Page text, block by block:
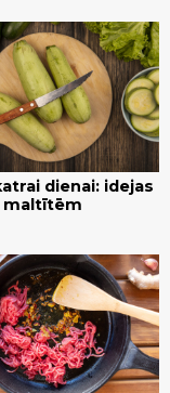
dienai: idejas
maltītēm